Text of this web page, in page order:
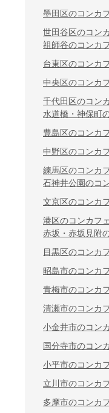
墨田区のコンカ
世田谷区のコン
祖師谷のコンカ
台東区のコンカ
中央区のコンカ
千代田区のコン
水道橋・神保町
豊島区のコンカ
中野区のコンカ
練馬区のコンカ
石神井公園のコ
文京区のコンカ
港区のコンカフ
赤坂・赤坂見附
目黒区のコンカ
昭島市のコンカ
青梅市のコンカ
清瀬市のコンカ
小金井市のコン
国分寺市のコン
小平市のコンカ
立川市のコンカ
多摩市のコンカ